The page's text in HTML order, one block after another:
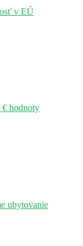
v EÚ
€ hodnoty
ubytovanie